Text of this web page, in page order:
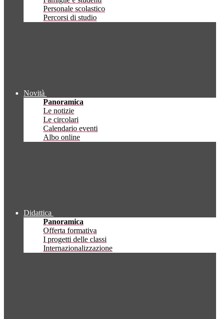
Personale scolastico
Percorsi di studio
Novità
Panoramica
Le notizie
Le circolari
Calendario eventi
Albo online
Didattica
Panoramica
Offerta formativa
I progetti delle classi
Internazionalizzazione